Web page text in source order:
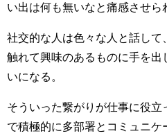
い出は何も無いなと痛感させら
社交的な人は色々な人と話して
触れて興味のあるものに手を出
いになる。
そういった繋がりが仕事に役立
で積極的に多部署とコミュニケ